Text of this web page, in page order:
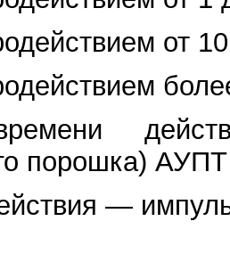
от
порошка)
—